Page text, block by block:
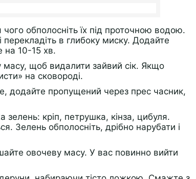
чого обполосніть їх під проточною водою.
перекладіть в глибоку миску. Додайте
на 10-15 хв.
масу, щоб видалити зайвий сік. Якщо
на сковороді.
додайте пропущений через прес часник,
зелень: кріп, петрушка, кінза, цибуля.
Зелень обполосніть, дрібно нарубати і
овочеву масу. У вас повинно вийти